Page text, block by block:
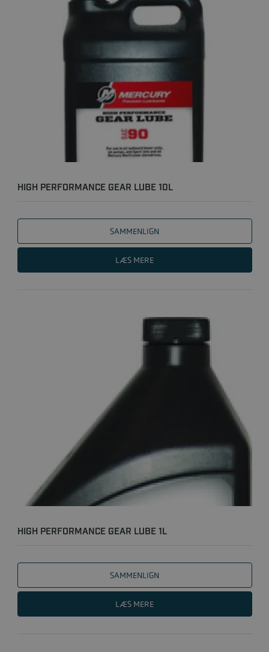
HIGH PERFORMANCE GEAR LUBE 10L
SAMMENLIGN
LÆS MERE
HIGH PERFORMANCE GEAR LUBE 1L
SAMMENLIGN
LÆS MERE